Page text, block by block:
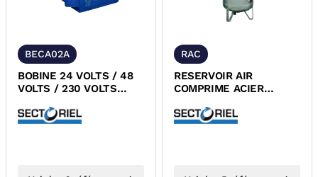
BECA02A
BOBINE 24 VOLTS / 48
VOLTS / 230 VOLTS
ECA02A CGR
RAC
RESERVOIR AIR
COMPRIME ACIER